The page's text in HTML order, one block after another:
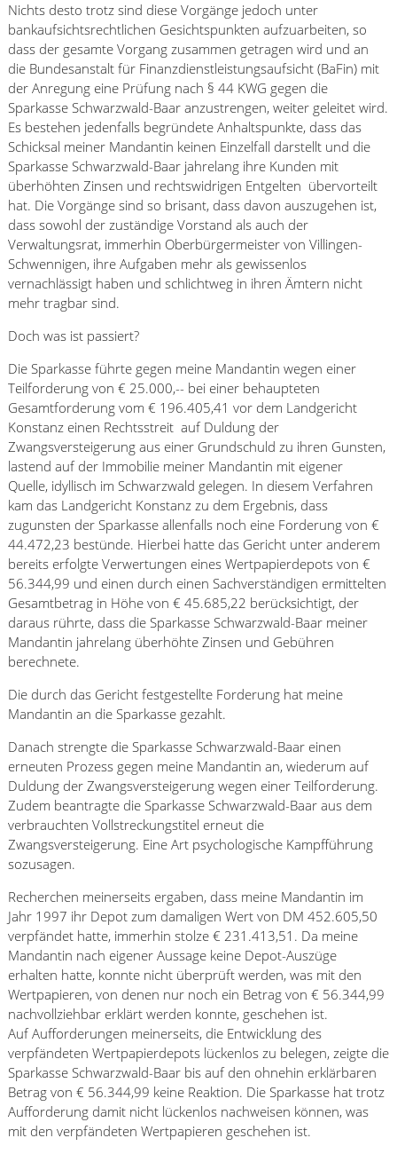
Nichts desto trotz sind diese Vorgänge jedoch unter
bankaufsichtsrechtlichen Gesichtspunkten aufzuarbeiten, so
dass der gesamte Vorgang zusammen getragen wird und an
die Bundesanstalt für Finanzdienstleistungsaufsicht (BaFin) mit
der Anregung eine Prüfung nach § 44 KWG gegen die
Sparkasse Schwarzwald-Baar anzustrengen, weiter geleitet wird.
Es bestehen jedenfalls begründete Anhaltspunkte, dass das
Schicksal meiner Mandantin keinen Einzelfall darstellt und die
Sparkasse Schwarzwald-Baar jahrelang ihre Kunden mit
überhöhten Zinsen und rechtswidrigen Entgelten übervorteilt
hat. Die Vorgänge sind so brisant, dass davon auszugehen ist,
dass sowohl der zuständige Vorstand als auch der
Verwaltungsrat, immerhin Oberbürgermeister von Villingen-
Schwennigen, ihre Aufgaben mehr als gewissenlos
vernachlässigt haben und schlichtweg in ihren Ämtern nicht
mehr tragbar sind.
Doch was ist passiert?
Die Sparkasse führte gegen meine Mandantin wegen einer
Teilforderung von € 25.000,-- bei einer behaupteten
Gesamtforderung vom € 196.405,41 vor dem Landgericht
Konstanz einen Rechtsstreit auf Duldung der
Zwangsversteigerung aus einer Grundschuld zu ihren Gunsten,
lastend auf der Immobilie meiner Mandantin mit eigener
Quelle, idyllisch im Schwarzwald gelegen. In diesem Verfahren
kam das Landgericht Konstanz zu dem Ergebnis, dass
zugunsten der Sparkasse allenfalls noch eine Forderung von €
44.472,23 bestünde. Hierbei hatte das Gericht unter anderem
bereits erfolgte Verwertungen eines Wertpapierdepots von €
56.344,99 und einen durch einen Sachverständigen ermittelten
Gesamtbetrag in Höhe von € 45.685,22 berücksichtigt, der
daraus rührte, dass die Sparkasse Schwarzwald-Baar meiner
Mandantin jahrelang überhöhte Zinsen und Gebühren
berechnete.
Die durch das Gericht festgestellte Forderung hat meine
Mandantin an die Sparkasse gezahlt.
Danach strengte die Sparkasse Schwarzwald-Baar einen
erneuten Prozess gegen meine Mandantin an, wiederum auf
Duldung der Zwangsversteigerung wegen einer Teilforderung.
Zudem beantragte die Sparkasse Schwarzwald-Baar aus dem
verbrauchten Vollstreckungstitel erneut die
Zwangsversteigerung. Eine Art psychologische Kampfführung
sozusagen.
Recherchen meinerseits ergaben, dass meine Mandantin im
Jahr 1997 ihr Depot zum damaligen Wert von DM 452.605,50
verpfändet hatte, immerhin stolze € 231.413,51. Da meine
Mandantin nach eigener Aussage keine Depot-Auszüge
erhalten hatte, konnte nicht überprüft werden, was mit den
Wertpapieren, von denen nur noch ein Betrag von € 56.344,99
nachvollziehbar erklärt werden konnte, geschehen ist.
Auf Aufforderungen meinerseits, die Entwicklung des
verpfändeten Wertpapierdepots lückenlos zu belegen, zeigte die
Sparkasse Schwarzwald-Baar bis auf den ohnehin erklärbaren
Betrag von € 56.344,99 keine Reaktion. Die Sparkasse hat trotz
Aufforderung damit nicht lückenlos nachweisen können, was
mit den verpfändeten Wertpapieren geschehen ist.